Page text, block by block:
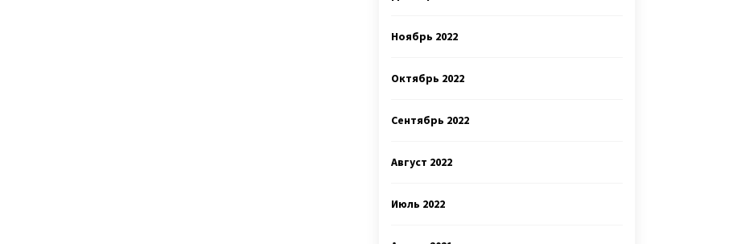
Ноябрь 2022
Октябрь 2022
Сентябрь 2022
Август 2022
Июль 2022